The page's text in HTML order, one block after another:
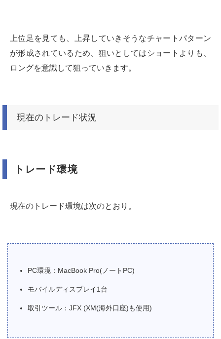
上位足を見ても、上昇していきそうなチャートパターン
が形成されているため、狙いとしてはショートよりも、
ロングを意識して狙っていきます。
現在のトレード状況
トレード環境
現在のトレード環境は次のとおり。
PC環境：MacBook Pro(ノートPC)
モバイルディスプレイ1台
取引ツール：JFX (XM(海外口座)も使用)